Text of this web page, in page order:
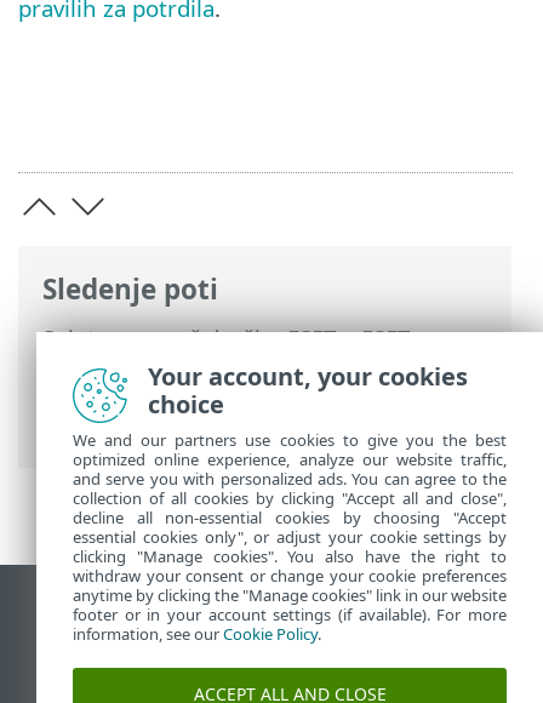
Sledenje poti
Spletna pomoč družbe ESET>ESET
Internet Security>Napredne nastavitve
Zaščite >SSL/TLS
> Šifriran omrežni
promet
pravilih za potrdila.
Prikaz mesta na namizju
End of Life
Zbirka znanja družbe ESET
Your account, your cookies
choice
We and our partners use cookies to give you the best
optimized online experience, analyze our website traffic,
and serve you with personalized ads. You can agree to the
collection of all cookies by clicking "Accept all and close",
decline all non-essential cookies by choosing "Accept
essential cookies only", or adjust your cookie settings by
clicking "Manage cookies". You also have the right to
withdraw your consent or change your cookie preferences
anytime by clicking the "Manage cookies" link in our website
footer or in your account settings (if available). For more
information, see ourCookie Policy.
ACCEPT ALL AND CLOSE